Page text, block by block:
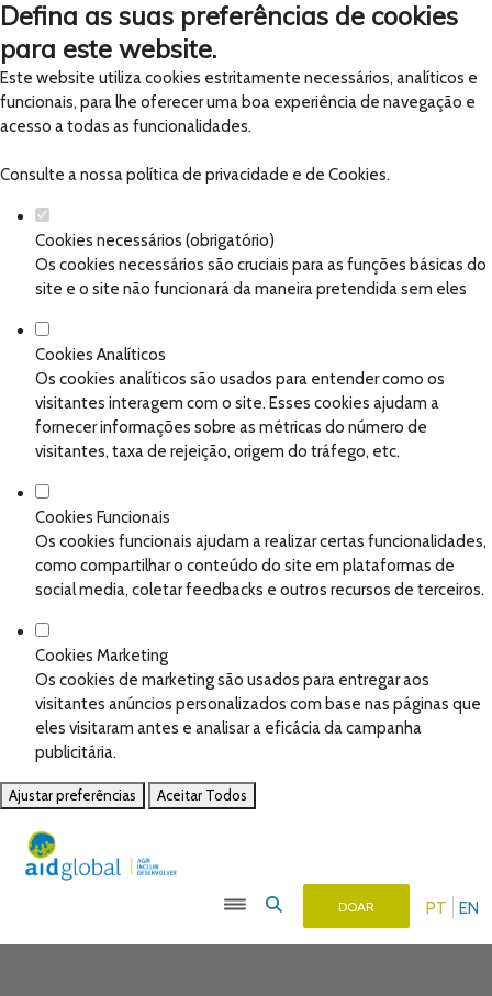
Defina as suas preferências de cookies
para este website.
Este website utiliza cookies estritamente necessários, analíticos e
funcionais, para lhe oferecer uma boa experiência de navegação e
acesso a todas as funcionalidades.
Consulte a nossapolítica de privacidade e de Cookies.
Cookies necessários (obrigatório)
Os cookies necessários são cruciais para as funções básicas do
site e o site não funcionará da maneira pretendida sem eles
Cookies Analíticos
Os cookies analíticos são usados para entender como os
visitantes interagem com o site. Esses cookies ajudam a
fornecer informações sobre as métricas do número de
visitantes, taxa de rejeição, origem do tráfego, etc.
Cookies Funcionais
Os cookies funcionais ajudam a realizar certas funcionalidades,
como compartilhar o conteúdo do site em plataformas de
social media, coletar feedbacks e outros recursos de terceiros.
Cookies Marketing
Os cookies de marketing são usados para entregar aos
visitantes anúncios personalizados com base nas páginas que
eles visitaram antes e analisar a eficácia da campanha
publicitária.
Ajustar preferências Aceitar Todos
PT EN
DOAR